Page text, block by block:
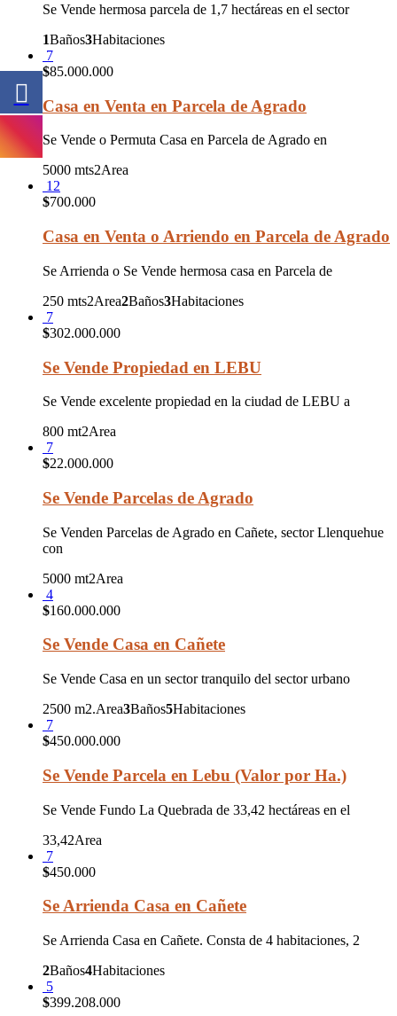
Se Vende hermosa parcela de 1,7 hectáreas en el sector
1Baños3Habitaciones
7
$85.000.000
Casa en Venta en Parcela de Agrado
Se Vende o Permuta Casa en Parcela de Agrado en
5000 mts2Area
12
$700.000
Casa en Venta o Arriendo en Parcela de Agrado
Se Arrienda o Se Vende hermosa casa en Parcela de
250 mts2Area2Baños3Habitaciones
7
$302.000.000
Se Vende Propiedad en LEBU
Se Vende excelente propiedad en la ciudad de LEBU a
800 mt2Area
7
$22.000.000
Se Vende Parcelas de Agrado
Se Venden Parcelas de Agrado en Cañete, sector Llenquehue
con
5000 mt2Area
4
$160.000.000
Se Vende Casa en Cañete
Se Vende Casa en un sector tranquilo del sector urbano
2500 m2.Area3Baños5Habitaciones
7
$450.000.000
Se Vende Parcela en Lebu (Valor por Ha.)
Se Vende Fundo La Quebrada de 33,42 hectáreas en el
33,42Area
7
$450.000
Se Arrienda Casa en Cañete
Se Arrienda Casa en Cañete. Consta de 4 habitaciones, 2
2Baños4Habitaciones
5
$399.208.000